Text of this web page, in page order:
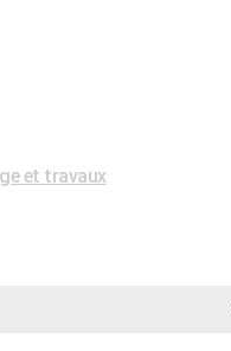
et travaux